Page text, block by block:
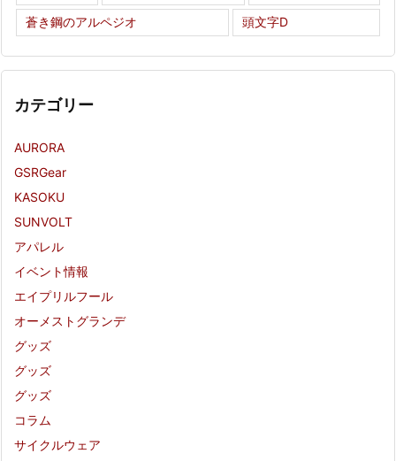
蒼き鋼のアルペジオ 頭文字D
カテゴリー
AURORA
GSRGear
KASOKU
SUNVOLT
アパレル
イベント情報
エイプリルフール
オーメストグランデ
グッズ
グッズ
グッズ
コラム
サイクルウェア